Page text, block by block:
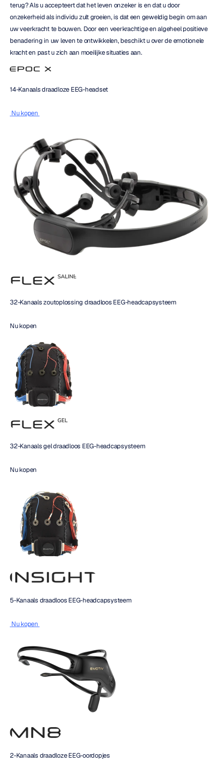
terug? Als u accepteert dat het leven onzeker is en dat u door
onzekerheid als individu zult groeien, is dat een geweldig begin om aan
uw veerkracht te bouwen. Door een veerkrachtige en algeheel positieve
benadering in uw leven te ontwikkelen, beschikt u over de emotionele
kracht en past u zich aan moeilijke situaties aan.
14-Kanaals draadloze EEG-headset
Nu kopen
32-Kanaals zoutoplossing draadloos EEG-headcapsysteem
Nu kopen
32-Kanaals gel draadloos EEG-headcapsysteem
Nu kopen
5-Kanaals draadloos EEG-headcapsysteem
Nu kopen
2-Kanaals draadloze EEG-oordopjes